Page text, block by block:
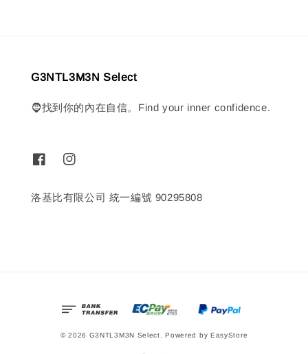
G3NTL3M3N Select
🧔找到你的內在自信。Find your inner confidence.
洛基比有限公司 統一編號 90295808
© 2026 G3NTL3M3N Select. Powered by EasyStore